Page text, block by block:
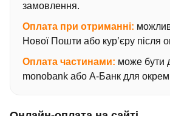
замовлення.
Оплата при отриманні:
Нової Пошти або кур’єру після
Оплата частинами: може бути
monobank або А-Банк для